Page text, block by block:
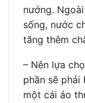
nướng.
sống, nước
tăng thêm
– Nên lựa
phần sẽ phải
một cái áo